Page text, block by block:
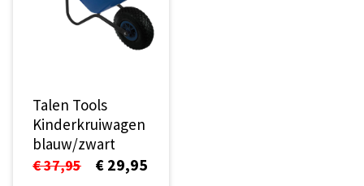
Talen Tools
Kinderkruiwagen
blauw/zwart
€ 37,95 € 29,95